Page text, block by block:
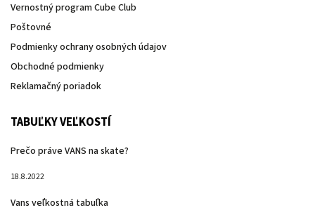
Vernostný program Cube Club
Poštovné
Podmienky ochrany osobných údajov
Obchodné podmienky
Reklamačný poriadok
TABUĽKY VEĽKOSTÍ
Prečo práve VANS na skate?
18.8.2022
Vans veľkostná tabuľka